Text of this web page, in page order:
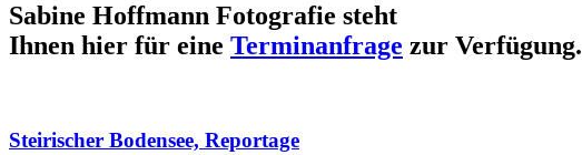
Sabine Hoffmann Fotografie steht
Ihnen hier für eine Terminanfrage zur Verfügung.
Steirischer Bodensee, Reportage